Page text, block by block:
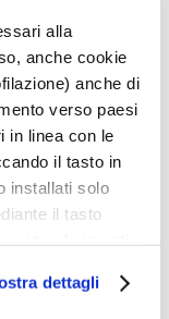
alla
anche cookie
anche di
verso paesi
in linea con le
il tasto in
installati solo
il tasto
utilizzati si
dettagli
è arrivato